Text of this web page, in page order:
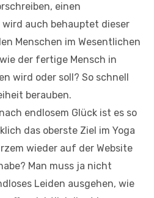
einen
auch behauptet dieser
Menschen im Wesentlichen
der fertige Mensch in
wird oder soll? So schnell
berauben.
endlosem Glück ist es so
das oberste Ziel im Yoga
wieder auf der Website
Man muss ja nicht
Leiden ausgehen, wie